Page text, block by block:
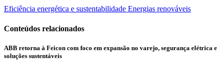
Eficiência energética e sustentabilidade Energias renováveis
Conteúdos relacionados
ABB retorna à Feicon com foco em expansão no varejo, segurança elétrica e
soluções sustentáveis